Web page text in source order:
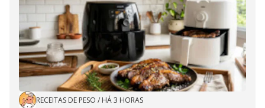
RECEITAS DE PESO / HÁ 3 HORAS